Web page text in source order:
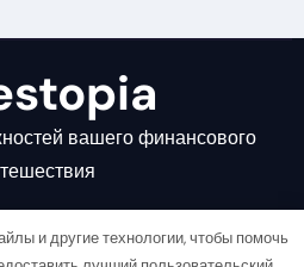
вашего финансового
и другие технологии, чтобы помочь